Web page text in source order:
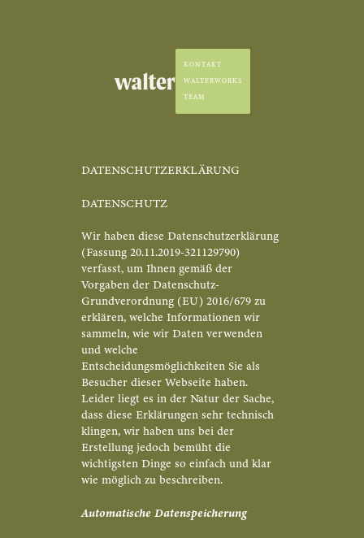
KONTAKT
WALTERWORKS
TEAM
DATENSCHUTZERKLÄRUNG
DATENSCHUTZ
Wir haben diese Datenschutzerklärung
(Fassung 20.11.2019-321129790)
verfasst, um Ihnen gemäß der
Vorgaben der Datenschutz-
Grundverordnung (EU) 2016/679 zu
erklären, welche Informationen wir
sammeln, wie wir Daten verwenden
und welche
Entscheidungsmöglichkeiten Sie als
Besucher dieser Webseite haben.
Leider liegt es in der Natur der Sache,
dass diese Erklärungen sehr technisch
klingen, wir haben uns bei der
Erstellung jedoch bemüht die
wichtigsten Dinge so einfach und klar
wie möglich zu beschreiben.
Automatische Datenspeicherung